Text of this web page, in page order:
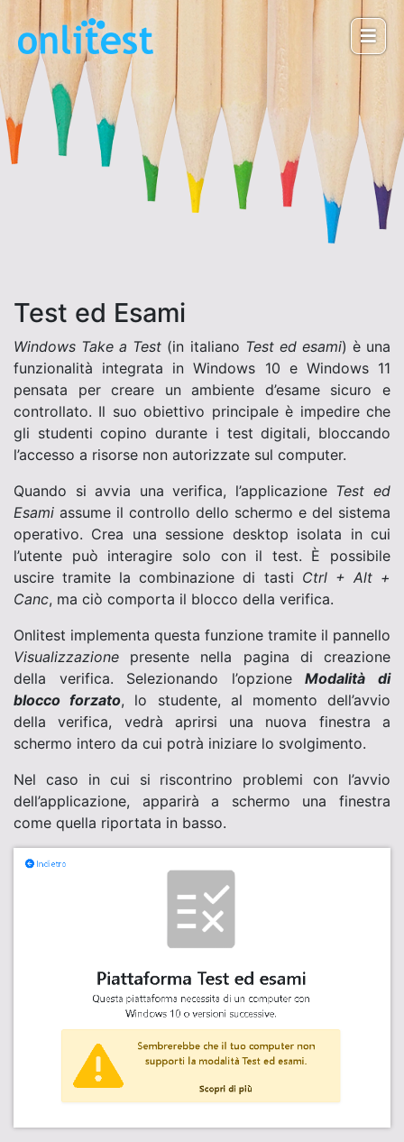
Test ed Esami
Windows Take a Test (in italiano Test ed esami) è una
funzionalità integrata in Windows 10 e Windows 11
pensata per creare un ambiente d’esame sicuro e
controllato. Il suo obiettivo principale è impedire che
gli studenti copino durante i test digitali, bloccando
l’accesso a risorse non autorizzate sul computer.
Quando si avvia una verifica, l’applicazione Test ed
Esami assume il controllo dello schermo e del sistema
operativo. Crea una sessione desktop isolata in cui
l’utente può interagire solo con il test. È possibile
uscire tramite la combinazione di tasti Ctrl + Alt +
Canc, ma ciò comporta il blocco della verifica.
Onlitest implementa questa funzione tramite il pannello
Visualizzazione presente nella pagina di creazione
della verifica. Selezionando l’opzioneModalità di
blocco forzato, lo studente, al momento dell’avvio
della verifica, vedrà aprirsi una nuova finestra a
schermo intero da cui potrà iniziare lo svolgimento.
Nel caso in cui si riscontrino problemi con l’avvio
dell’applicazione, apparirà a schermo una finestra
come quella riportata in basso.